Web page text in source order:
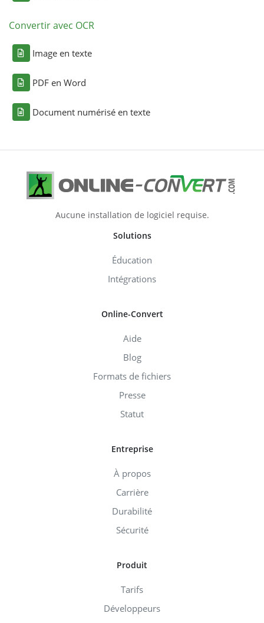
Convertir avec OCR
Image en texte
PDF en Word
Document numérisé en texte
Aucune installation de logiciel requise.
Solutions
Éducation
Intégrations
Online-Convert
Aide
Blog
Formats de fichiers
Presse
Statut
Entreprise
À propos
Carrière
Durabilité
Sécurité
Produit
Tarifs
Développeurs